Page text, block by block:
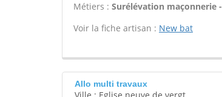
Métiers : Surélévation maçonnerie -
Voir la fiche artisan : New bat
Allo multi travaux